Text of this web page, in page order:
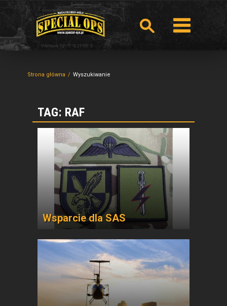
Strona główna Wyszukiwanie
TAG: RAF
Wsparcie dla SAS